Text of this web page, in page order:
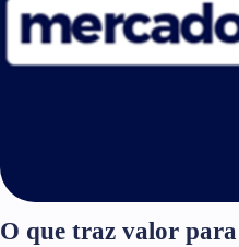
O que traz valor